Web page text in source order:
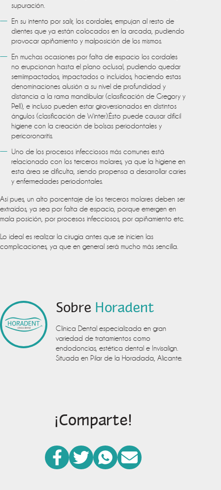
supuración.
En su intento por salir, los cordales, empujan al resto de
dientes que ya están colocados en la arcada, pudiendo
provocar apiñamiento y malposición de los mismos.
En muchas ocasiones por falta de espacio los cordales
no erupcionan hasta el plano oclusal, pudiendo quedar
semiimpactados, impactados o incluidos, haciendo estas
denominaciones alusión a su nivel de profundidad y
distancia a la rama mandibular (clasificación de Gregory y
Pell), e incluso pueden estar giroversionados en distintos
ángulos (clasificación de Winter).Ésto puede causar difícil
higiene con la creación de bolsas periodontales y
pericoronaritis.
Uno de los procesos infecciosos más comunes está
relacionado con los terceros molares, ya que la higiene en
esta área se dificulta, siendo propensa a desarrollar caries
y enfermedades periodontales.
Así pues, un alto porcentaje de los terceros molares deben ser
extraídos, ya sea por falta de espacio, porque emergen en
mala posición, por procesos infecciosos, por apiñamiento etc.
Lo ideal es realizar la cirugía antes que se inicien las
complicaciones, ya que en general será mucho más sencilla.
Sobre Horadent
Clínica Dental especializada en gran
variedad de tratamientos como
endodoncias, estética dental e Invisalign.
Situada en Pilar de la Horadada, Alicante.
¡Comparte!